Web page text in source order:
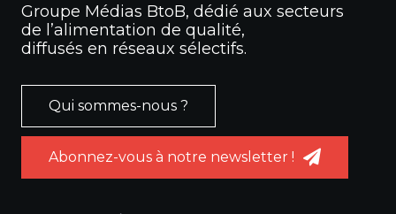
Groupe Médias BtoB, dédié aux secteurs
de l’alimentation de qualité,
diffusés en réseaux sélectifs.
Qui sommes-nous ?
Abonnez-vous à notre newsletter !